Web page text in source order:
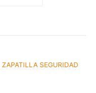
ZAPATILLA SEGURIDAD